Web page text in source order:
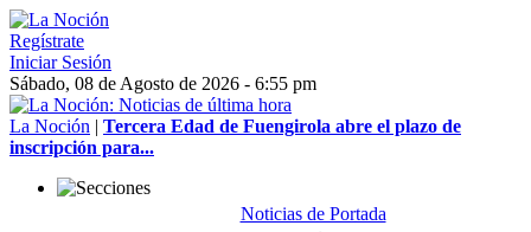
Regístrate
Iniciar Sesión
Sábado, 08 de Agosto de 2026 - 6:55 pm
La Noción | Tercera Edad de Fuengirola abre el plazo de
inscripción para...
Noticias de Portada